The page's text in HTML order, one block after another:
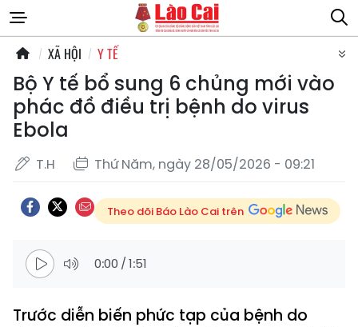
XÃ HỘI Y TẾ
Bộ Y tế bổ sung 6 chủng mới vào
phác đồ điều trị bệnh do virus
Ebola
T.H Thứ Năm, ngày 28/05/2026 - 09:21
Theo dõi Báo Lào Cai trên
0:00 /1:51
Trước diễn biến phức tạp của bệnh do